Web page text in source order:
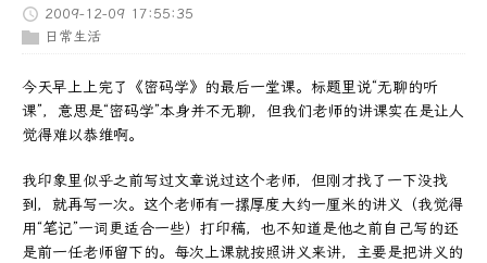
2009-12-09 17:55:35
日常生活
今天早上上完了《密码学》的最后一堂课。标题里说“无聊的听
课”，意思是“密码学”本身并不无聊，但我们老师的讲课实在是让人
觉得难以恭维啊。
我印象里似乎之前写过文章说过这个老师，但刚才找了一下没找
到，就再写一次。这个老师有一摞厚度大约一厘米的讲义（我觉得
用“笔记”一词更适合一些）打印稿，也不知道是他之前自己写的还
是前一任老师留下的。每次上课就按照讲义来讲，主要是把讲义的